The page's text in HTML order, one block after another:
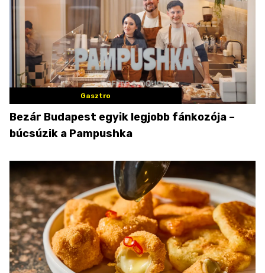
Gasztro
Bezár Budapest egyik legjobb fánkozója –
búcsúzik a Pampushka